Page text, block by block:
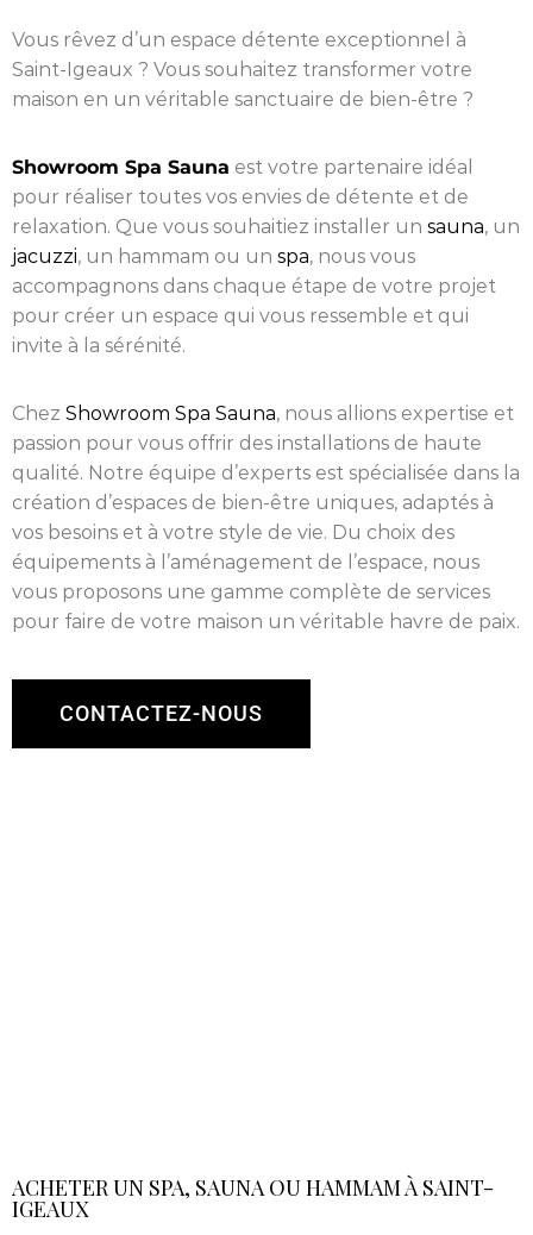
Vous rêvez d’un espace détente exceptionnel à
Saint-Igeaux ? Vous souhaitez transformer votre
maison en un véritable sanctuaire de bien-être ?
Showroom Spa Sauna est votre partenaire idéal
pour réaliser toutes vos envies de détente et de
relaxation. Que vous souhaitiez installer un sauna, un
jacuzzi, un hammam ou un spa, nous vous
accompagnons dans chaque étape de votre projet
pour créer un espace qui vous ressemble et qui
invite à la sérénité.
Chez Showroom Spa Sauna, nous allions expertise et
passion pour vous offrir des installations de haute
qualité. Notre équipe d’experts est spécialisée dans la
création d’espaces de bien-être uniques, adaptés à
vos besoins et à votre style de vie. Du choix des
équipements à l’aménagement de l’espace, nous
vous proposons une gamme complète de services
pour faire de votre maison un véritable havre de paix.
CONTACTEZ-NOUS
ACHETER UN SPA, SAUNA OU HAMMAM À SAINT-
IGEAUX